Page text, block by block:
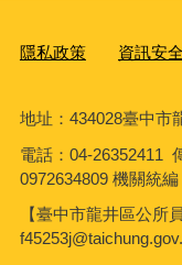
隱私政策 資訊安
地址：434028臺中市
電話：04-26352411
0972634809 機關統
【臺中市龍井區公所